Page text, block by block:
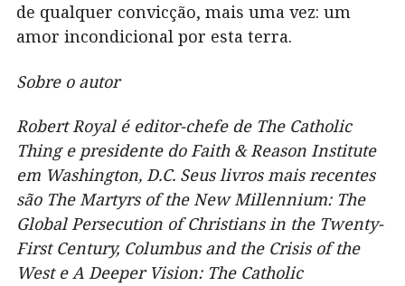
de qualquer convicção, mais uma vez: um
amor incondicional por esta terra.
Sobre o autor
Robert Royal é editor-chefe de The Catholic
Thing e presidente do Faith & Reason Institute
em Washington, D.C. Seus livros mais recentes
são The Martyrs of the New Millennium: The
Global Persecution of Christians in the Twenty-
First Century, Columbus and the Crisis of the
West e A Deeper Vision: The Catholic